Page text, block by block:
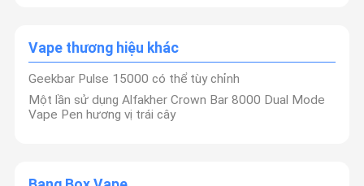
Vape thương hiệu khác
Geekbar Pulse 15000 có thể tùy chỉnh
Một lần sử dụng Alfakher Crown Bar 8000 Dual Mode
Vape Pen hương vị trái cây
Công ty chúng tôi được thành lập vào năm 2010, tập trung vào
sản xuất thuốc lá điện tử R & D và sales.Our nhà máy nằm ở
của công ty chúng tôi,Chúng tôi cố gắng hết sức để duy trì hợp